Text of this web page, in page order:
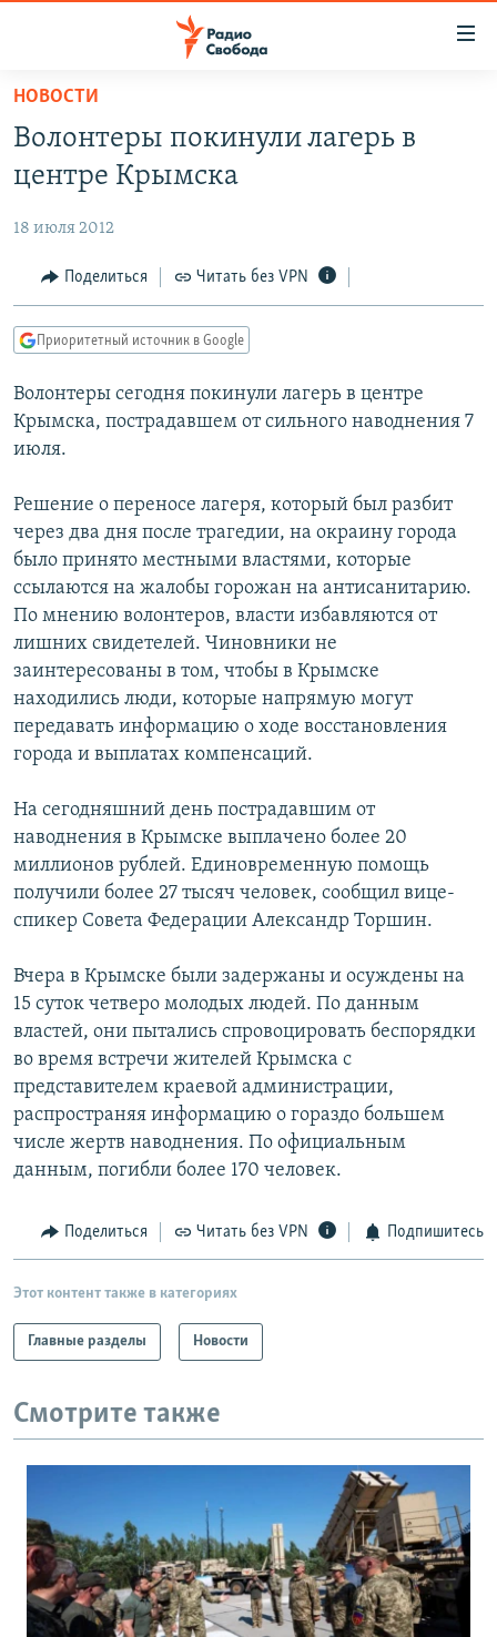
упрощенного
доступа
основному
Вернутся
главной
навигации
Вернутся
поиску
АВТОРСКИЕ ПРОЕКТЫ
ЦИТАТЫ СВОБОДЫ
МНЕНИЯ
IDEL.РЕАЛИИ
КАВКАЗ.РЕАЛИИ
СЕВЕР.РЕАЛИИ
РАСПИСАНИЕ ВЕЩАНИЯ
ПОДПИШИТЕСЬ НА РАССЫЛКУ
СОЦИАЛЬНЫЕ СЕТИ
Все сайты РСЕ/РС
НОВОСТИ
Волонтеры покинули лагерь в
центре Крымска
18 июля 2012
Поделиться Читать без VPN
Приоритетный источник в Google
Волонтеры сегодня покинули лагерь в центре
Крымска, пострадавшем от сильного наводнения 7
июля.
Решение о переносе лагеря, который был разбит
через два дня после трагедии, на окраину города
было принято местными властями, которые
ссылаются на жалобы горожан на антисанитарию.
По мнению волонтеров, власти избавляются от
лишних свидетелей. Чиновники не
заинтересованы в том, чтобы в Крымске
находились люди, которые напрямую могут
передавать информацию о ходе восстановления
города и выплатах компенсаций.
На сегодняшний день пострадавшим от
наводнения в Крымске выплачено более 20
миллионов рублей. Единовременную помощь
получили более 27 тысяч человек, сообщил вице-
спикер Совета Федерации Александр Торшин.
Вчера в Крымске были задержаны и осуждены на
15 суток четверо молодых людей. По данным
властей, они пытались спровоцировать беспорядки
во время встречи жителей Крымска с
представителем краевой администрации,
распространяя информацию о гораздо большем
числе жертв наводнения. По официальным
данным, погибли более 170 человек.
Поделиться Читать без VPN Подпишитесь
Этот контент также в категориях
Главные разделы Новости
Смотрите также